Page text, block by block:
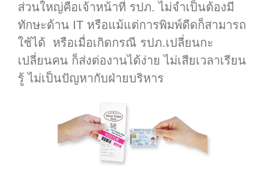
ส่วนใหญ่คือเจ้าหน้าที่ รปภ. ไม่จำเป็นต้องมี
ทักษะด้าน IT หรือแม้แต่การพิมพ์ดีดก็สามารถ
ใช้ได้ หรือเมื่อเกิดกรณี รปภ.เปลี่ยนกะ
เปลี่ยนคน ก็ส่งต่องานได้ง่าย ไม่เสียเวลาเรียน
รู้ ไม่เป็นปัญหากับฝ่ายบริหาร